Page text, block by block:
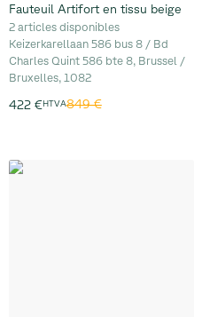
Fauteuil Artifort en tissu beige
2 articles disponibles
Keizerkarellaan 586 bus 8 / Bd
Charles Quint 586 bte 8, Brussel /
Bruxelles, 1082
422 €HTVA849 €